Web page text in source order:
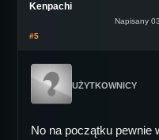
Kenpachi
Napisany
#5
UŻYTKOWNICY
No na początku pewnie